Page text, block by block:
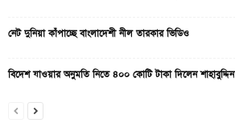
নেট দুনিয়া কাঁপাচ্ছে বাংলাদেশী নীল তারকার ভিডিও
বিদেশ যাওয়ার অনুমতি নিতে ৪০০ কোটি টাকা দিলেন শাহাবুদ্দিন